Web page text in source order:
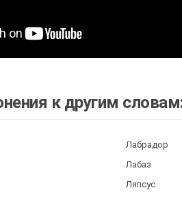
к другим
Лабрадор
Лабаз
Ляпсус